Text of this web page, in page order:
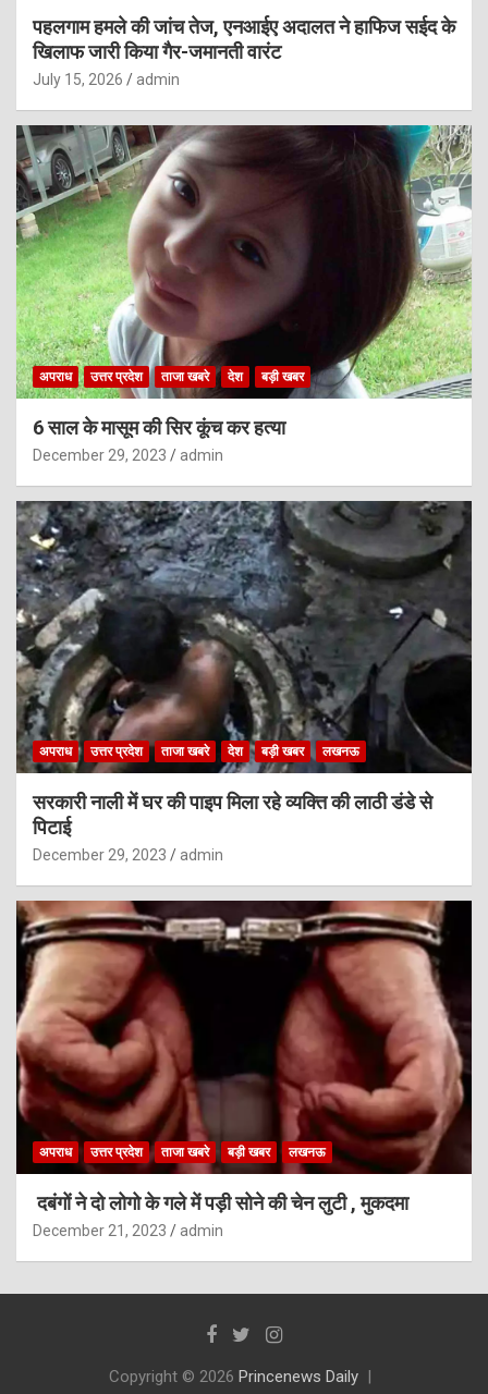
पहलगाम हमले की जांच तेज, एनआईए अदालत ने हाफिज सईद के
खिलाफ जारी किया गैर-जमानती वारंट
July 15, 2026 admin
अपराध उत्तर प्रदेश ताजा खबरे देश बड़ी खबर
6 साल के मासूम की सिर कूंच कर हत्या
December 29, 2023 admin
अपराध उत्तर प्रदेश ताजा खबरे देश बड़ी खबर लखनऊ
सरकारी नाली में घर की पाइप मिला रहे व्यक्ति की लाठी डंडे से
पिटाई
December 29, 2023 admin
अपराध उत्तर प्रदेश ताजा खबरे बड़ी खबर लखनऊ
दबंगों ने दो लोगो के गले में पड़ी सोने की चेन लुटी , मुकदमा
December 21, 2023 admin
Copyright © 2026 Princenews Daily